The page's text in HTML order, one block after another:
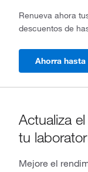
Renueva ahora
descuentos de
Ahorra hasta
Actualiza
tu
Mejore el